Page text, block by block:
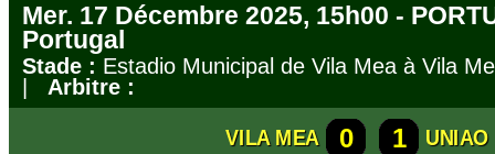
Mer. 17 Décembre 2025, 15h00 -
Portugal
Stade : Estadio Municipal de Vila Mea à Vila
Arbitre :
VILA MEA 0 1